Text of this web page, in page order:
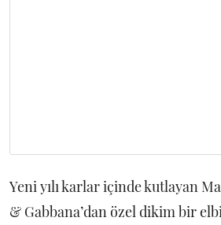
Yeni yılı karlar içinde kutlayan
& Gabbana’dan özel dikim bir